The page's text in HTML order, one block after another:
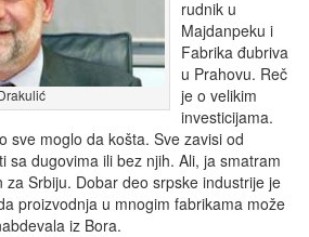
rudnik u
Majdanpeku i
Fabrika đubriva
u Prahovu. Reč
je o velikim
investicijama.
sve moglo da košta. Sve zavisi od
sa dugovima ili bez njih. Ali, ja smatram
za Srbiju. Dobar deo srpske industrije je
proizvodnja u mnogim fabrikama može
iz Bora.